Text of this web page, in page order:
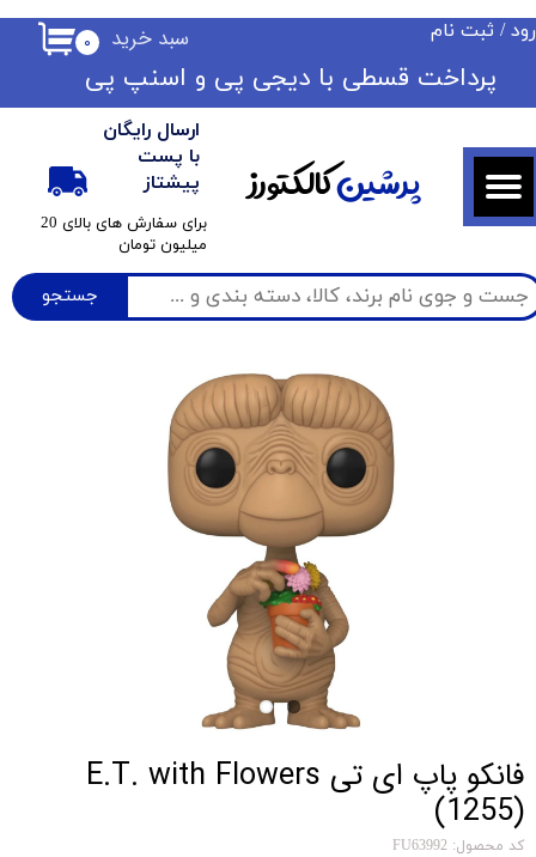
جستجو
ارسال رایگان
با پست
پیشتاز
​برای سفارش های بالای 20
میلیون تومان
۰ سبد خرید / ثبت نام
حساب کاربری من
تغییر گذر واژه
سفارشات
خروج از حساب کاربری
​​پرداخت قسطی با دیجی پی ​​​​​​​و اسنپ پی
پرشینکالکتورز
فانکو پاپ ای تی E.T. with Flowers
(1255)
کد محصول: FU63992